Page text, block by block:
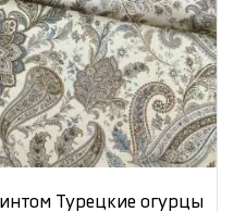
Турецкие огурцы